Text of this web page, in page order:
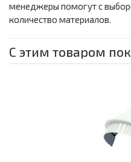
менеджеры помогут с
количество материалов.
С этим товаром